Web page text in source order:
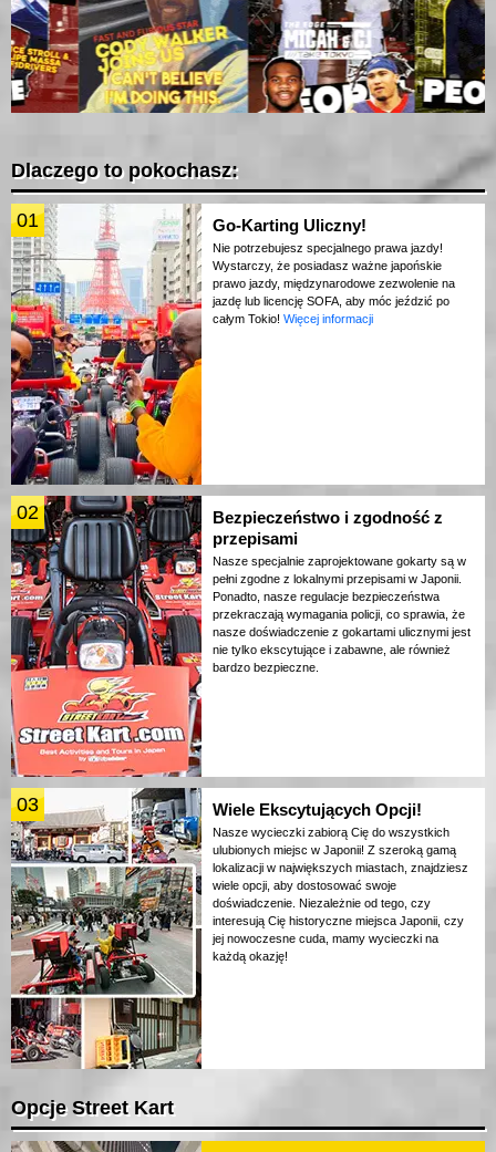
Dlaczego to pokochasz:
01 Go-Karting Uliczny!
Nie potrzebujesz specjalnego prawa jazdy!
Wystarczy, że posiadasz ważne japońskie
prawo jazdy, międzynarodowe zezwolenie na
jazdę lub licencję SOFA, aby móc jeździć po
całym Tokio! Więcej informacji
02
Bezpieczeństwo i zgodność z
przepisami
Nasze specjalnie zaprojektowane gokarty są w
pełni zgodne z lokalnymi przepisami w Japonii.
Ponadto, nasze regulacje bezpieczeństwa
przekraczają wymagania policji, co sprawia, że
nasze doświadczenie z gokartami ulicznymi jest
nie tylko ekscytujące i zabawne, ale również
bardzo bezpieczne.
03 Wiele Ekscytujących Opcji!
Nasze wycieczki zabiorą Cię do wszystkich
ulubionych miejsc w Japonii! Z szeroką gamą
lokalizacji w największych miastach, znajdziesz
wiele opcji, aby dostosować swoje
doświadczenie. Niezależnie od tego, czy
interesują Cię historyczne miejsca Japonii, czy
jej nowoczesne cuda, mamy wycieczki na
każdą okazję!
Opcje Street Kart